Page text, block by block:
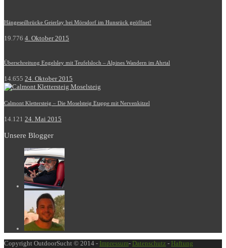
Hängeseilbrücke Geierlay bei Mörsdorf im Hunsrück geöffnet!
19.776 4. Oktober 2015
Überschreitung Engelsley mit Teufelsloch – Alpines Wandern im Ahrtal
14.655 24. Oktober 2015
Calmont Klettersteig – Die Moselsteig Etappe mit Nervenkitzel
14.121 24. Mai 2015
Unsere Blogger
Copyright OutdoorSucht © 2014 - Impressum- Datenschutz - Haftung